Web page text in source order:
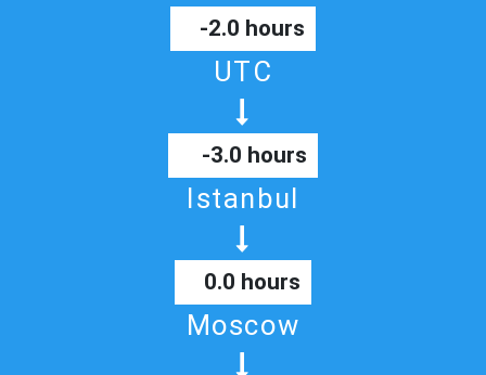
-2.0 hours
UTC
-3.0 hours
Istanbul
0.0 hours
Moscow